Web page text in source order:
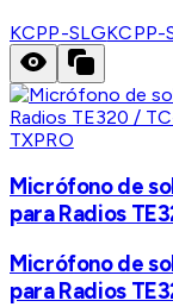
KCPP-SLGKCPP-
TXPRO
Micrófono de
para Radios
Micrófono de
para Radios